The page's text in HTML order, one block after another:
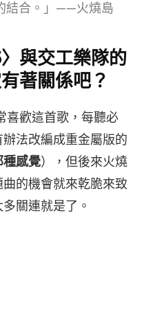
結合。」——火燒島
與交工樂隊的
著關係吧？
喜歡這首歌，每聽必
法改編成重金屬版的
種感覺），但後來火燒
的機會就來乾脆來致
關連就是了。